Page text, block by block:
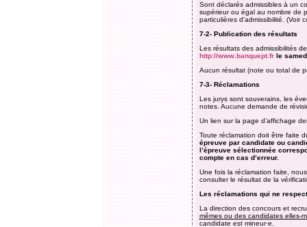
Sont déclarés admissibles à un
supérieur ou égal au nombre de
particulières d'admissibilité. (Voir
7-2- Publication des résultats
Les résultats des admissibilités
http://www.banquept.fr le
Aucun résultat (note ou total de
7-3- Réclamations
Les jurys sont souverains, les
notes. Aucune demande de
Un lien sur la page d’affichage
Toute réclamation doit être faite
épreuve par candidate ou
l’épreuve sélectionnée
compte en cas d’erreur.
Une fois la réclamation faite,
consulter le résultat de la
Les réclamations qui ne
La direction des concours et
mêmes ou des candidates elles-
candidate est mineur·e.